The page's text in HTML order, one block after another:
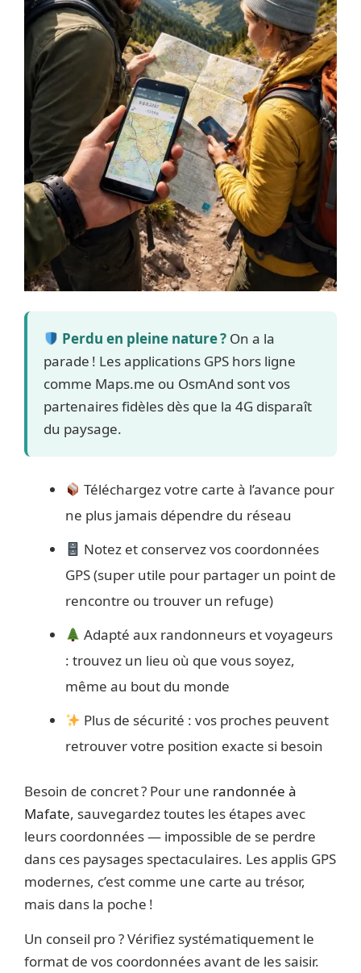
Perdu en pleine nature ? On a la
parade ! Les applications GPS hors ligne
comme Maps.me ou OsmAnd sont vos
partenaires fidèles dès que la 4G disparaît
du paysage.
Téléchargez votre carte à l’avance pour
ne plus jamais dépendre du réseau
Notez et conservez vos coordonnées
GPS (super utile pour partager un point de
rencontre ou trouver un refuge)
Adapté aux randonneurs et voyageurs
: trouvez un lieu où que vous soyez,
même au bout du monde
Plus de sécurité : vos proches peuvent
retrouver votre position exacte si besoin
Besoin de concret ? Pour une randonnée à
Mafate, sauvegardez toutes les étapes avec
leurs coordonnées — impossible de se perdre
dans ces paysages spectaculaires. Les applis GPS
modernes, c’est comme une carte au trésor,
mais dans la poche !
Un conseil pro ? Vérifiez systématiquement le
format de vos coordonnées avant de les saisir.